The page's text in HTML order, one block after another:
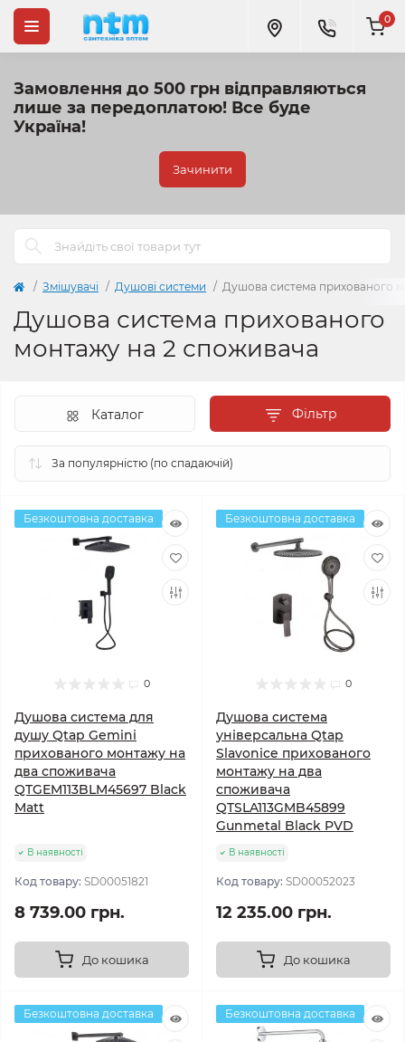
Замовлення до 500 грн відправляються
лише за передоплатою! Все буде
Україна!
Зачинити
0
Змішувачі Душові системи Душова система прихованого
Душова система прихованого
монтажу на 2 споживача
Фільтр
Каталог
Безкоштовна доставка
0
Душова система для
душу Qtap Gemini
прихованого монтажу на
два споживача
QTGEM113BLM45697 Black
Matt
В наявності
Код товару: SD00051821
8 739.00 грн.
До кошика
Безкоштовна доставка
0
Душова система
універсальна Qtap
Slavonice прихованого
монтажу на два
споживача
QTSLA113GMB45899
Gunmetal Black PVD
В наявності
Код товару: SD00052023
12 235.00 грн.
До кошика
Безкоштовна доставка Безкоштовна доставка